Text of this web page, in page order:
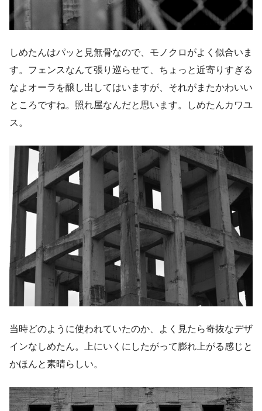
しめたんはパッと見無骨なので、モノクロがよく似合いま
す。フェンスなんて張り巡らせて、ちょっと近寄りすぎる
なよオーラを醸し出してはいますが、それがまたかわいい
ところですね。照れ屋なんだと思います。しめたんカワユ
ス。
当時どのように使われていたのか、よく見たら奇抜なデザ
インなしめたん。上にいくにしたがって膨れ上がる感じと
かほんと素晴らしい。